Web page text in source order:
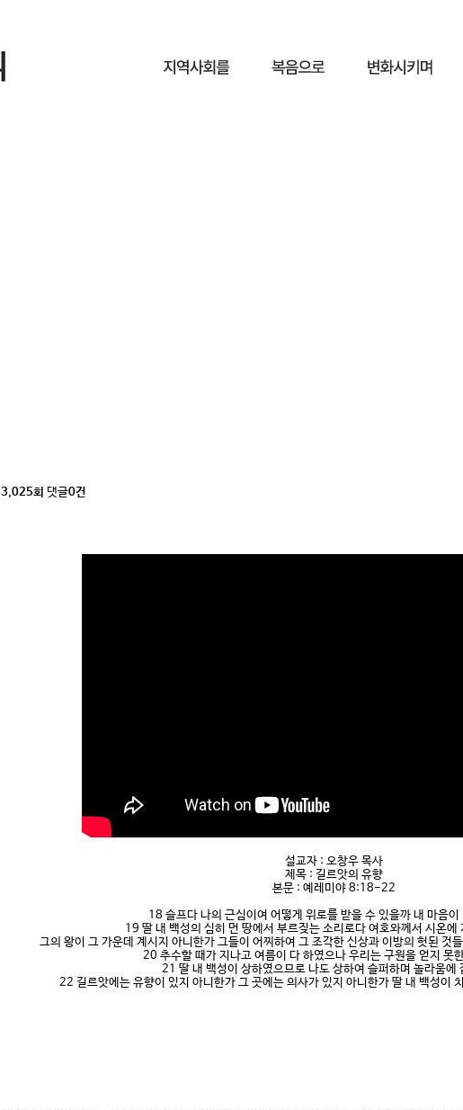
3,025회 댓글0건
설교자 : 오창우 목사
제목 : 길르앗의 유향
본문 : 예레미야 8:18-22
18 슬프다 나의 근심이여 어떻게 위로를 받을 수 있을까 내 마음이
19 딸 내 백성의 심히 먼 땅에서 부르짖는 소리로다 여호와께서 시온에
그의 왕이 그 가운데 계시지 아니한가 그들이 어찌하여 그 조각한 신상과 이방의 헛된 것
20 추수할 때가 지나고 여름이 다 하였으나 우리는 구원을 얻지 못
21 딸 내 백성이 상하였으므로 나도 상하여 슬퍼하며 놀라움에
22 길르앗에는 유향이 있지 아니한가 그 곳에는 의사가 있지 아니한가 딸 내 백성이